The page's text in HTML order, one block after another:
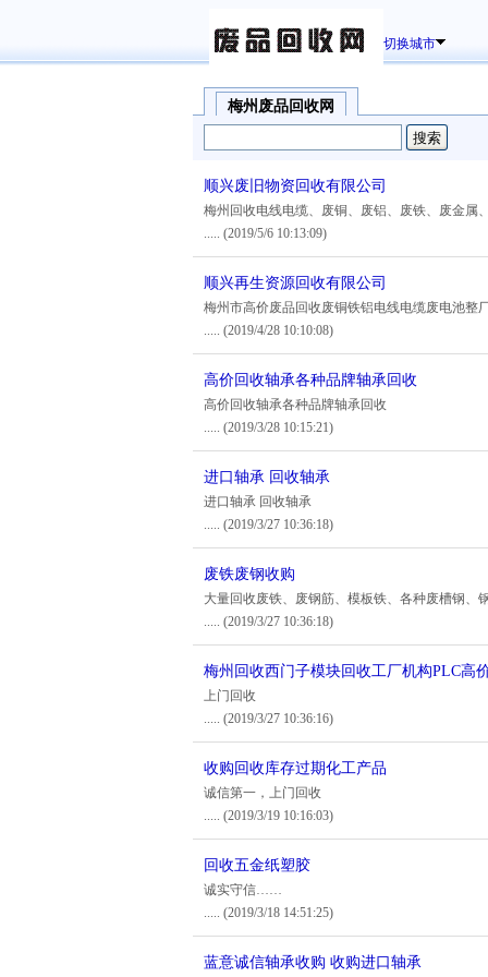
切换城市
梅州废品回收网
顺兴废旧物资回收有限公司
梅州回收电线电缆、废铜、废铝、废铁、废金属
..... (2019/5/6 10:13:09)
顺兴再生资源回收有限公司
梅州市高价废品回收废铜铁铝电线电缆废电池整
..... (2019/4/28 10:10:08)
高价回收轴承各种品牌轴承回收
高价回收轴承各种品牌轴承回收
..... (2019/3/28 10:15:21)
进口轴承 回收轴承
进口轴承 回收轴承
..... (2019/3/27 10:36:18)
废铁废钢收购
大量回收废铁、废钢筋、模板铁、各种废槽钢、
..... (2019/3/27 10:36:18)
梅州回收西门子模块回收工厂机构PLC高
上门回收
..... (2019/3/27 10:36:16)
收购回收库存过期化工产品
诚信第一，上门回收
..... (2019/3/19 10:16:03)
回收五金纸塑胶
诚实守信……
..... (2019/3/18 14:51:25)
蓝意诚信轴承收购 收购进口轴承